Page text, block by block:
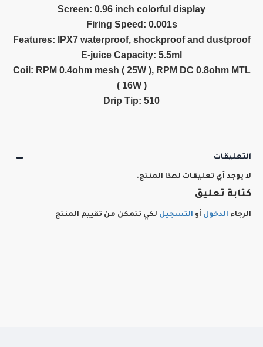
Screen: 0.96 inch colorful display
Firing Speed: 0.001s
Features: IPX7 waterproof, shockproof and dustproof
E-juice Capacity: 5.5ml
Coil: RPM 0.4ohm mesh ( 25W ), RPM DC 0.8ohm MTL
( 16W )
Drip Tip: 510
التعليقات
لا يوجد أي تعليقات لهذا المنتج.
كتابة تعليق
الرجاء الدخول أو التسجيل لكي تتمكن من تقييم المنتج